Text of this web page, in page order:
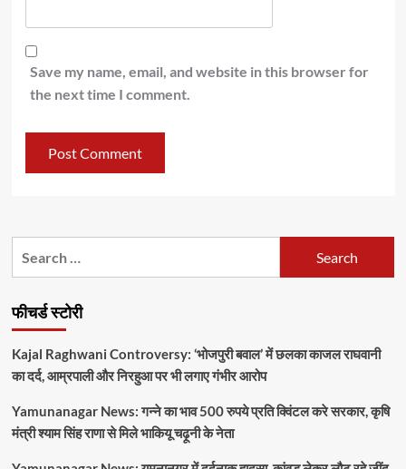
Save my name, email, and website in this browser for
the next time I comment.
फीचर्ड स्टोरी
Kajal Raghwani Controversy: ‘भोजपुरी बवाल’ में छलका काजल राघवानी
का दर्द, आम्रपाली और निरहुआ पर भी लगाए गंभीर आरोप
Yamunanagar News: गन्ने का भाव 500 रुपये प्रति क्विंटल करे सरकार, कृषि
मंत्री श्याम सिंह राणा से मिले भाकियू चढ़ूनी के नेता